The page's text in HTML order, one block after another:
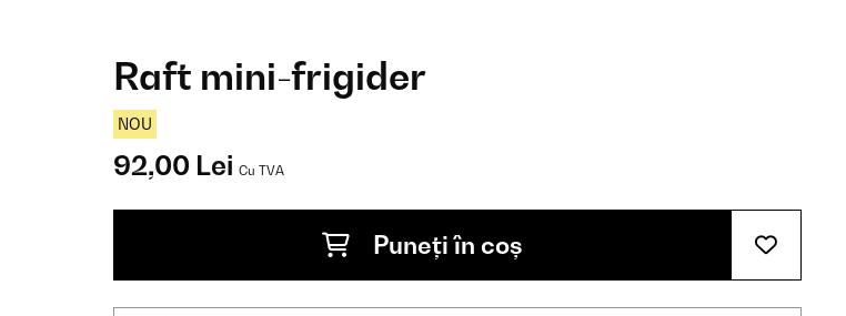
Raft mini-frigider
NOU
92,00 Lei Cu TVA
Puneți în coș